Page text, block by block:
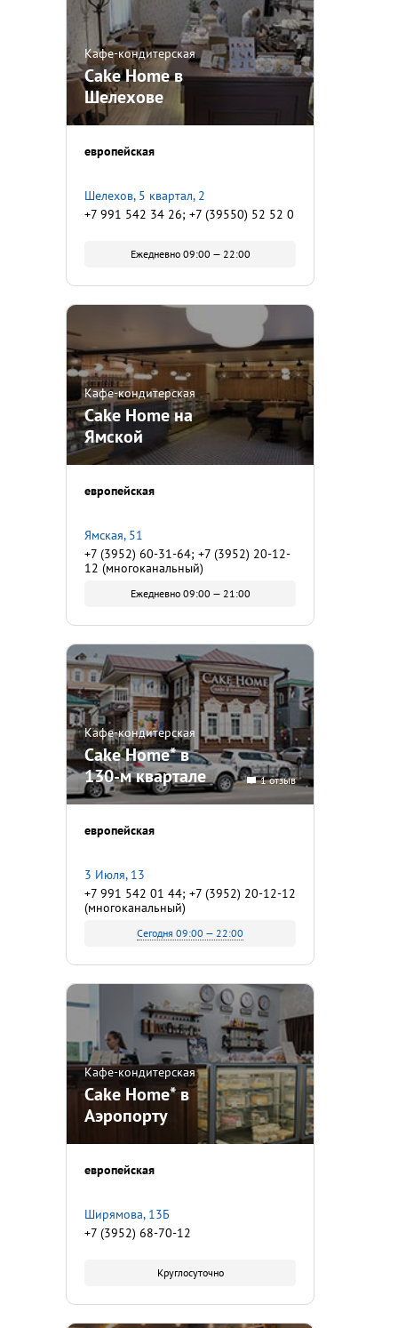
Кафе-кондитерская
Cake Home в
Шелехове
европейская
Шелехов, 5 квартал, 2
+7 991 542 34 26; +7 (39550) 52 52 0
Ежедневно 09:00 — 22:00
Кафе-кондитерская
Cake Home на
Ямской
европейская
Ямская, 51
+7 (3952) 60-31-64; +7 (3952) 20-12-
12 (многоканальный)
Ежедневно 09:00 — 21:00
Кафе-кондитерская
Cake Home* в
130-м квартале
1 отзыв
европейская
3 Июля, 13
+7 991 542 01 44; +7 (3952) 20-12-12
(многоканальный)
Сегодня 09:00 — 22:00
Кафе-кондитерская
Cake Home* в
Аэропорту
европейская
Ширямова, 13Б
+7 (3952) 68-70-12
Круглосуточно